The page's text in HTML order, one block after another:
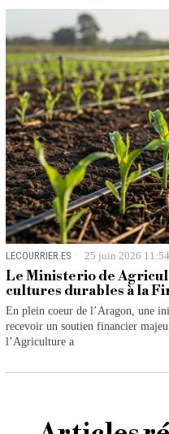
LECOURRIER.ES 25 juin 2026 11:54
Le Ministerio de
cultures durables à la
En plein coeur de l’Aragon, une
recevoir un soutien financier
l’Agriculture a